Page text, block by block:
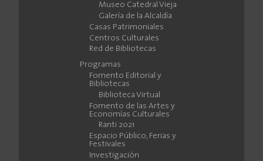
Museo Catedral Vieja
Galería de la Alcaldía
Casas Patrimoniales
Centros Culturales
Red de Bibliotecas
Programas
Fomento Editorial y
Bibliotecas
Biblioteca Virtual
Fomento de las Artes y
Economías Culturales
Ranti 2021
Espacio Público, Ferias y
Festivales
Investigación